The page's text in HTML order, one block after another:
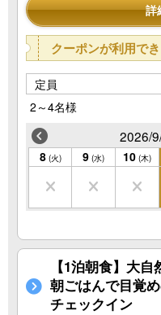
詳
クーポンが利用でき
定員
2～4名様
2026/
8 (火) 9 (水) 10 (木)
【1泊朝食】大
朝ごはんで目覚
チェックイン